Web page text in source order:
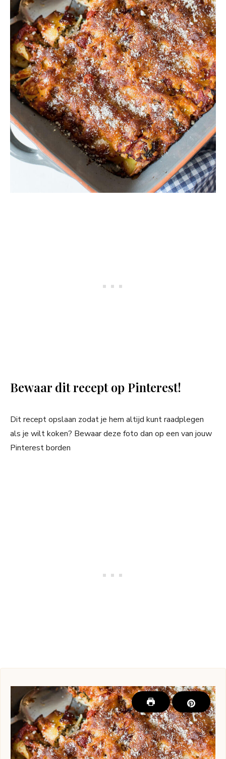
Bewaar dit recept op Pinterest!
Dit recept opslaan zodat je hem altijd kunt raadplegen
als je wilt koken? Bewaar deze foto dan op een van jouw
Pinterest borden